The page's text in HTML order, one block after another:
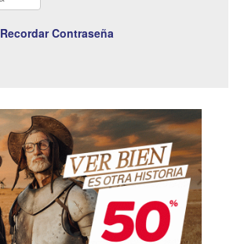
Recordar Contraseña